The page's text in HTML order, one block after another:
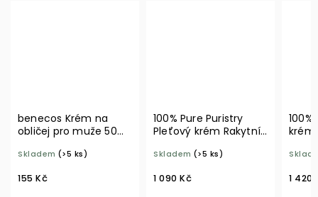
benecos Krém na
obličej pro muže 50
Skladem (>5 ks)
155 Kč
100% Pure Puristry
Pleťový krém Rakytník
Skladem (>5 ks)
1 090 Kč
krém
1 420